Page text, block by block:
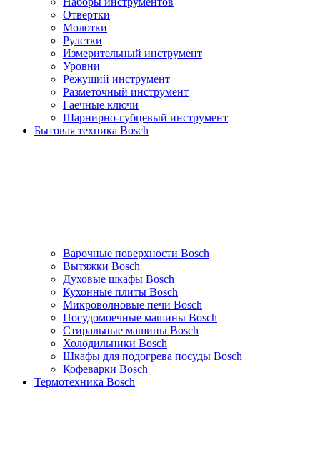
Отвертки
Молотки
Рулетки
Измерительный инструмент
Уровни
Режущий инструмент
Разметочный инструмент
Гаечные ключи
Шарнирно-губцевый инструмент
Бытовая техника Bosch
Варочные поверхности Bosch
Вытяжки Bosch
Духовые шкафы Bosch
Кухонные плиты Bosch
Микроволновые печи Bosch
Посудомоечные машины Bosch
Стиральные машины Bosch
Холодильники Bosch
Шкафы для подогрева посуды Bosch
Кофеварки Bosch
Термотехника Bosch